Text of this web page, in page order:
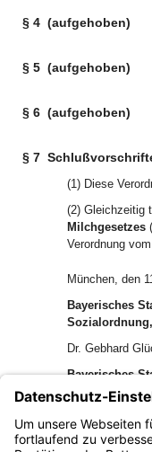
§ 4 (aufgehoben)
§ 5 (aufgehoben)
§ 6 (aufgehoben)
§ 7
(1) Diese
(2) Gleichzeitig
Milchgesetzes
Verordnung
München, den
Bayerisches
Dr. Gebhard
Bayerisches
Landwirtschaft
In Vertretung
Marianne